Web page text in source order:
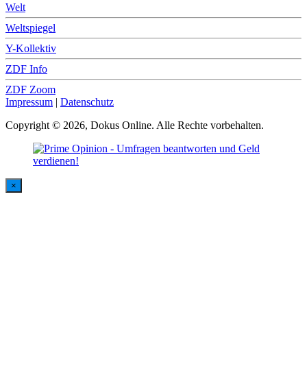
Welt
Weltspiegel
Y-Kollektiv
ZDF Info
ZDF Zoom
Impressum | Datenschutz
Copyright © 2026, Dokus Online. Alle Rechte vorbehalten.
×